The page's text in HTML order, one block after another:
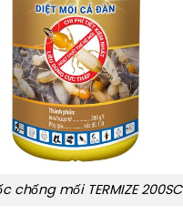
chống mối TERMIZE 200SC